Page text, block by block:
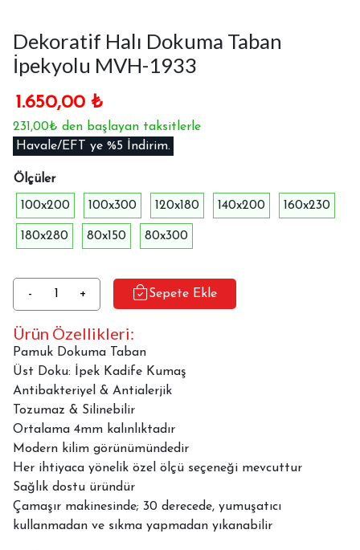
Dekoratif Halı Dokuma Taban
İpekyolu MVH-1933
1.650,00 ₺
231,00₺ den başlayan taksitlerle
Havale/EFT ye %5 İndirim.
Ölçüler
100x200 100x300 120x180 140x200 160x230
180x280 80x150 80x300
-
Dekoratif
Halı
Dokuma
Taban
İpekyolu
MVH-
1933
adet
+ Sepete Ekle
Ürün Özellikleri:
Pamuk Dokuma Taban
Üst Doku: İpek Kadife Kumaş
Antibakteriyel & Antialerjik
Tozumaz & Silinebilir
Ortalama 4mm kalınlıktadır
Modern kilim görünümündedir
Her ihtiyaca yönelik özel ölçü seçeneği mevcuttur
Sağlık dostu üründür
Çamaşır makinesinde; 30 derecede, yumuşatıcı
kullanmadan ve sıkma yapmadan yıkanabilir